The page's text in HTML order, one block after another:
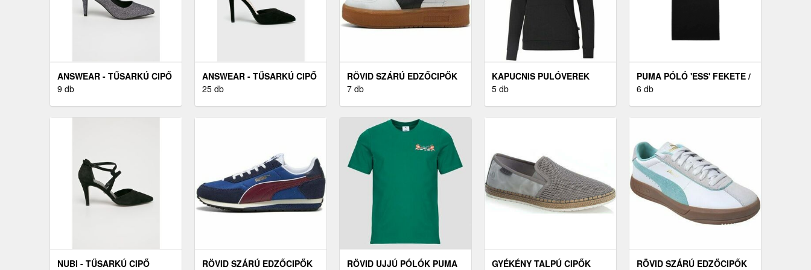
ANSWEAR - TŰSARKÚ CIPŐ
ANNE MICHELLE
9 db
ANSWEAR - TŰSARKÚ CIPŐ
IDEAL SHOES
25 db
RÖVID SZÁRÚ EDZŐCIPŐK
PUMA PALERMO ELEVATA
7 db
KAPUCNIS PULÓVEREK
PUMA ESS SMALL LOGO
5 db
PUMA PÓLÓ 'ESS' FEKETE /
FEHÉR
6 db
NUBI - TŰSARKÚ CIPŐ RÖVID SZÁRÚ EDZŐCIPŐK RÖVID UJJÚ PÓLÓK PUMA GYÉKÉNY TALPÚ CIPŐK RÖVID SZÁRÚ EDZŐCIPŐK